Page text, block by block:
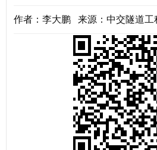
作者：李大鹏 来源：中交隧道工